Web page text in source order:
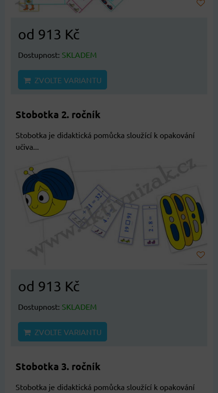
od 913 Kč
Dostupnost: SKLADEM
ZVOLTE VARIANTU
Stobotka 2. ročník
Stobotka je didaktická pomůcka sloužící k opakování
učiva...
od 913 Kč
Dostupnost: SKLADEM
ZVOLTE VARIANTU
Stobotka 3. ročník
Stobotka je didaktická pomůcka sloužící k opakování